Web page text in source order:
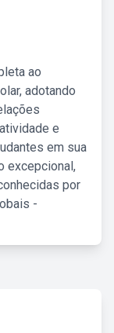
ao
adotando
e
em sua
excepcional,
por
-